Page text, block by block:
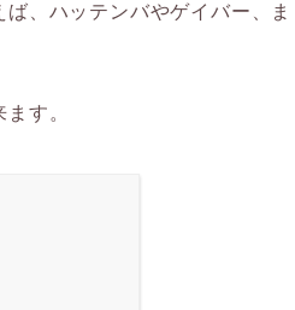
、ハッテンバやゲイバー、ま
す。